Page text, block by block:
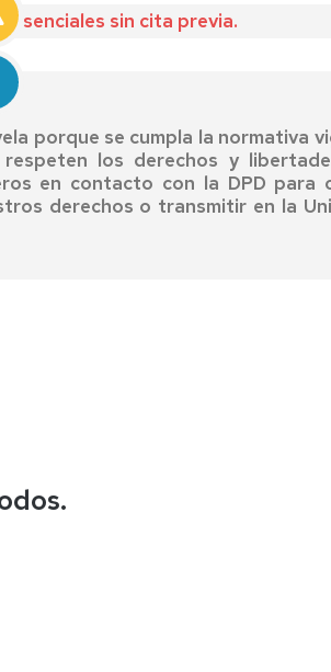
sin cita previa.
porque se cumpla la normativa
los derechos y
en contacto con la DPD para
derechos o transmitir en la